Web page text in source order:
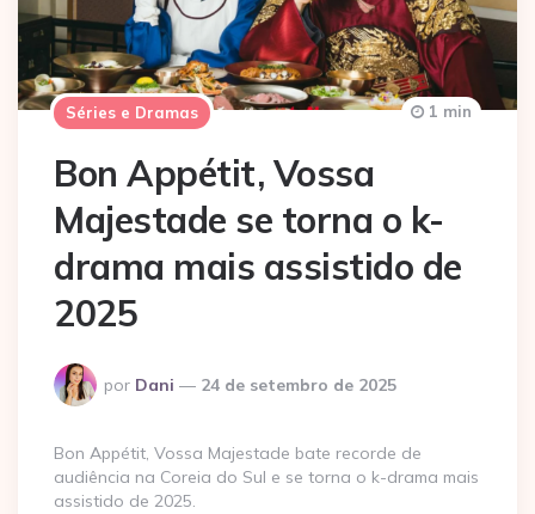
Séries e Dramas
Bon Appétit, Vossa
Majestade se torna o k-
drama mais assistido de
2025
Postado
por
por Dani 24 de setembro de 2025
1 min
Bon Appétit, Vossa Majestade bate recorde de
audiência na Coreia do Sul e se torna o k-drama mais
assistido de 2025.